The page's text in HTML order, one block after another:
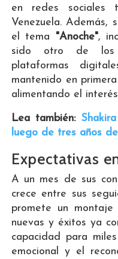
en redes sociales
Venezuela. Además,
el tema "Anoche",
sido otro de los
plataformas
mantenido en
alimentando el
Lea también:
luego de tres años
Expectativas
A un mes de sus
crece entre sus
promete un
nuevas y éxitos ya
capacidad para
emocional y el